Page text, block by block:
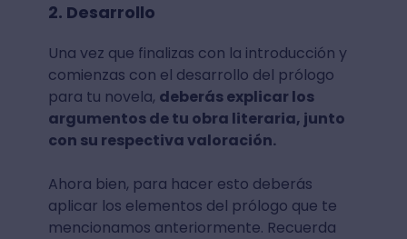
2. Desarrollo
Una vez que finalizas con la introducción y
comienzas con el desarrollo del prólogo
para tu novela, deberás explicar los
argumentos de tu obra literaria, junto
con su respectiva valoración.
Ahora bien, para hacer esto deberás
aplicar los elementos del prólogo que te
mencionamos anteriormente. Recuerda